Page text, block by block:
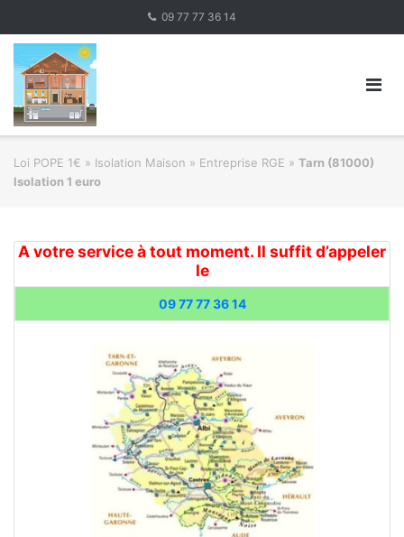
content
09 77 77 36 14
Loi POPE 1€ » Isolation Maison » Entreprise RGE » Tarn (81000)
Isolation 1 euro
A votre service à tout moment. Il suffit d’appeler
le
09 77 77 36 14